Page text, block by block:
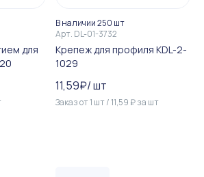
для
В наличии 250 шт
Арт. DL-01-3732
Крепеж для профиля KDL-2-
1029
11,59₽/шт
Заказ от1 шт/11,59 ₽за шт